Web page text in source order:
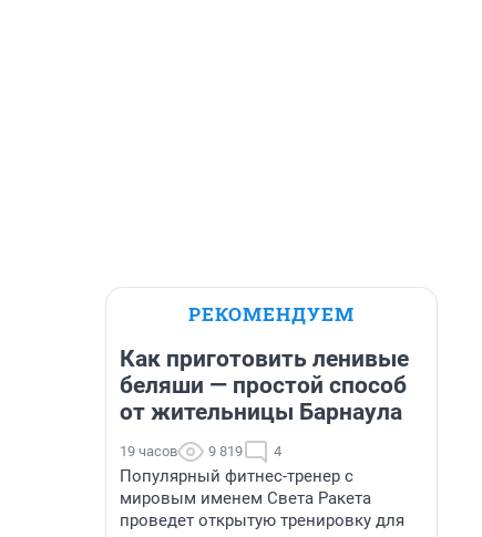
РЕКОМЕНДУЕМ
Как приготовить ленивые
беляши — простой способ
от жительницы Барнаула
19 часов 9 819 4
Популярный фитнес-тренер с
мировым именем Света Ракета
проведет открытую тренировку для